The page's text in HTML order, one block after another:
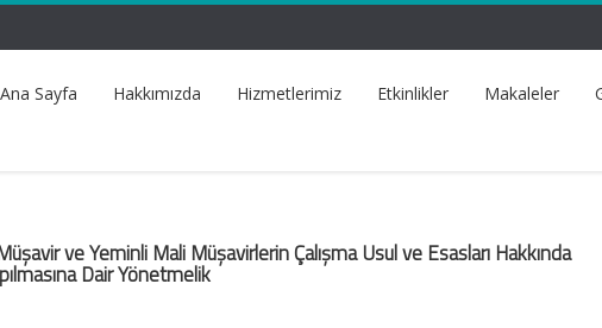
Ana Sayfa Hakkımızda Hizmetlerimiz Etkinlikler Makaleler
ve Yeminli Mali Müşavirlerin Çalışma Usul ve Esasları Hakkında
Dair Yönetmelik